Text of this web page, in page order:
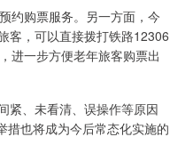
约购票服务。另一方面，今
客，可以直接拨打铁路12306
进一步方便老年旅客购票出
紧、未看清、误操作等原因
措也将成为今后常态化实施的